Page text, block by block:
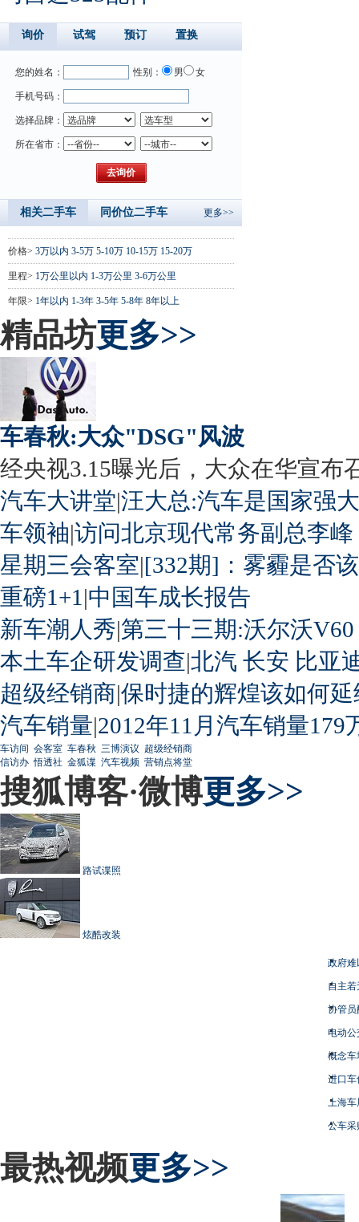
询价 试驾 预订 置换
您的姓名： 性别： 男 女
手机号码：
选择品牌：
所在省市：
相关二手车 同价位二手车 更多>>
价格> 3万以内 3-5万 5-10万 10-15万 15-20万
里程> 1万公里以内 1-3万公里 3-6万公里
年限> 1年以内 1-3年 3-5年 5-8年 8年以上
精品坊更多>>
车春秋:大众"DSG"风波
经央视3.15曝光后，大众在华宣布
汽车大讲堂|汪大总:汽车是国家强
车领袖|访问北京现代常务副总李峰
星期三会客室|[332期]：雾霾是否
重磅1+1 |中国车成长报告
新车潮人秀|第三十三期:沃尔沃
本土车企研发调查|北汽 长安 比亚
超级经销商|保时捷的辉煌该如何延
汽车销量|2012年11月汽车销量179
车访间 会客室 车春秋 三博演议 超级经销商
信访办 悟透社 金狐谍 汽车视频 营销点将堂
搜狐博客·微博更多>>
路试谍照
炫酷改装
政府难
自主
协管员
电动
概念车
进口车
上海
公车采
最热视频更多>>